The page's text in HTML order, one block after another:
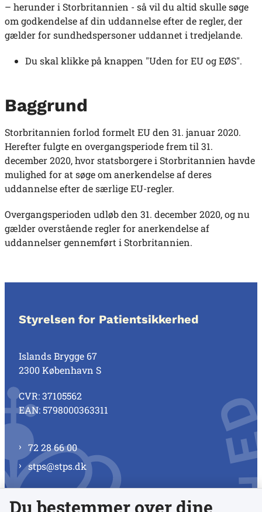
– herunder i Storbritannien - så vil du altid skulle søge
om godkendelse af din uddannelse efter de regler, der
gælder for sundhedspersoner uddannet i tredjelande.
Du skal klikke på knappen "Uden for EU og EØS".
Baggrund
Storbritannien forlod formelt EU den 31. januar 2020.
Herefter fulgte en overgangsperiode frem til 31.
december 2020, hvor statsborgere i Storbritannien havde
mulighed for at søge om anerkendelse af deres
uddannelse efter de særlige EU-regler.
Overgangsperioden udløb den 31. december 2020, og nu
gælder overstående regler for anerkendelse af
uddannelser gennemført i Storbritannien.
Styrelsen for Patientsikkerhed
Islands Brygge 67
2300 København S
CVR: 37105562
EAN: 5798000363311
72 28 66 00
stps@stps.dk
Du bestemmer over dine